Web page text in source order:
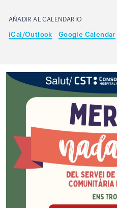
AÑADIR AL CALENDARIO
iCal/Outlook Google Calendar